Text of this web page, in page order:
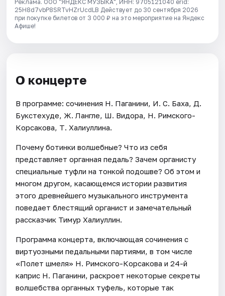
Реклама. ООО "ЯНДЕКС МУЗЫКА", ИНН: 9705121040 erid:
25H8d7vbP8SRTvHZrUcdLB Действует до 30 сентября 2026
при покупке билетов от 3 000 ₽ на это мероприятие на Яндекс
Афише!
О концерте
В программе: сочинения Н. Паганини, И. С. Баха, Д.
Букстехуде, Ж. Лангле, Ш. Видора, Н. Римского-
Корсакова, Т. Халиуллина.
Почему ботинки волшебные? Что из себя
представляет органная педаль? Зачем органисту
специальные туфли на тонкой подошве? Об этом и
многом другом, касающемся истории развития
этого древнейшего музыкального инструмента
поведает блестящий органист и замечательный
рассказчик Тимур Халиуллин.
Программа концерта, включающая сочинения с
виртуозными педальными партиями, в том числе
«Полет шмеля» Н. Римского-Корсакова и 24-й
каприс Н. Паганини, раскроет некоторые секреты
волшебства органных туфель, которые так